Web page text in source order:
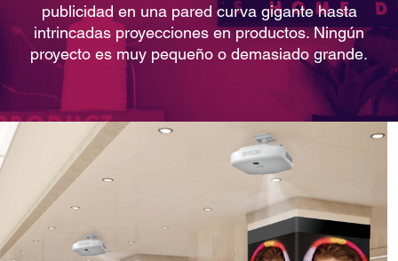
publicidad en una pared curva gigante hasta
intrincadas proyecciones en productos. Ningún
proyecto es muy pequeño o demasiado grande.